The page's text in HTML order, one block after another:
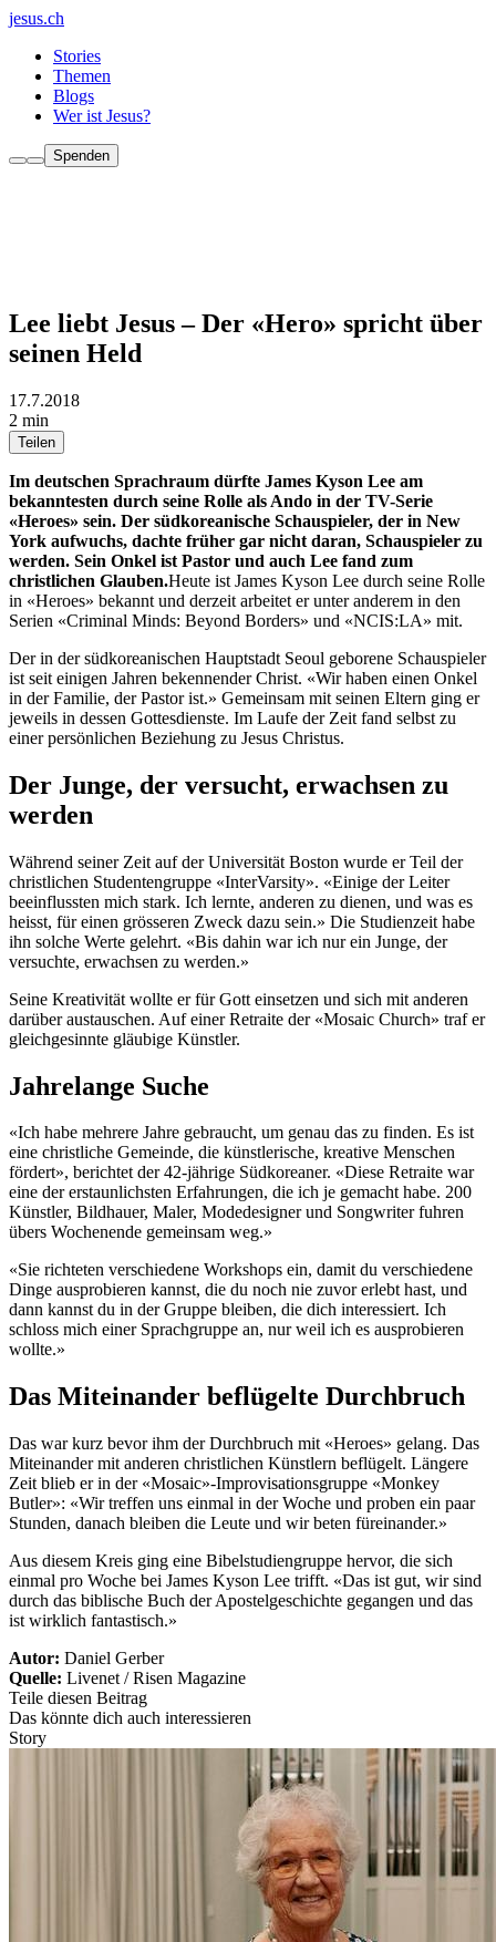
jesus.ch
Stories
Themen
Blogs
Wer ist Jesus?
Spenden
Lee liebt Jesus – Der «Hero» spricht über
seinen Held
17.7.2018
2 min
Teilen
Im deutschen Sprachraum dürfte James Kyson Lee am
bekanntesten durch seine Rolle als Ando in der TV-Serie
«Heroes» sein. Der südkoreanische Schauspieler, der in New
York aufwuchs, dachte früher gar nicht daran, Schauspieler zu
werden. Sein Onkel ist Pastor und auch Lee fand zum
christlichen Glauben.Heute ist James Kyson Lee durch seine Rolle
in «Heroes» bekannt und derzeit arbeitet er unter anderem in den
Serien «Criminal Minds: Beyond Borders» und «NCIS:LA» mit.
Der in der südkoreanischen Hauptstadt Seoul geborene Schauspieler
ist seit einigen Jahren bekennender Christ. «Wir haben einen Onkel
in der Familie, der Pastor ist.» Gemeinsam mit seinen Eltern ging er
jeweils in dessen Gottesdienste. Im Laufe der Zeit fand selbst zu
einer persönlichen Beziehung zu Jesus Christus.
Der Junge, der versucht, erwachsen zu
werden
Während seiner Zeit auf der Universität Boston wurde er Teil der
christlichen Studentengruppe «InterVarsity». «Einige der Leiter
beeinflussten mich stark. Ich lernte, anderen zu dienen, und was es
heisst, für einen grösseren Zweck dazu sein.» Die Studienzeit habe
ihn solche Werte gelehrt. «Bis dahin war ich nur ein Junge, der
versuchte, erwachsen zu werden.»
Seine Kreativität wollte er für Gott einsetzen und sich mit anderen
darüber austauschen. Auf einer Retraite der «Mosaic Church» traf er
gleichgesinnte gläubige Künstler.
Jahrelange Suche
«Ich habe mehrere Jahre gebraucht, um genau das zu finden. Es ist
eine christliche Gemeinde, die künstlerische, kreative Menschen
fördert», berichtet der 42-jährige Südkoreaner. «Diese Retraite war
eine der erstaunlichsten Erfahrungen, die ich je gemacht habe. 200
Künstler, Bildhauer, Maler, Modedesigner und Songwriter fuhren
übers Wochenende gemeinsam weg.»
«Sie richteten verschiedene Workshops ein, damit du verschiedene
Dinge ausprobieren kannst, die du noch nie zuvor erlebt hast, und
dann kannst du in der Gruppe bleiben, die dich interessiert. Ich
schloss mich einer Sprachgruppe an, nur weil ich es ausprobieren
wollte.»
Das Miteinander beflügelte Durchbruch
Das war kurz bevor ihm der Durchbruch mit «Heroes» gelang. Das
Miteinander mit anderen christlichen Künstlern beflügelt. Längere
Zeit blieb er in der «Mosaic»-Improvisationsgruppe «Monkey
Butler»: «Wir treffen uns einmal in der Woche und proben ein paar
Stunden, danach bleiben die Leute und wir beten füreinander.»
Aus diesem Kreis ging eine Bibelstudiengruppe hervor, die sich
einmal pro Woche bei James Kyson Lee trifft. «Das ist gut, wir sind
durch das biblische Buch der Apostelgeschichte gegangen und das
ist wirklich fantastisch.»
Autor: Daniel Gerber
Quelle: Livenet / Risen Magazine
Teile diesen Beitrag
Das könnte dich auch interessieren
Story